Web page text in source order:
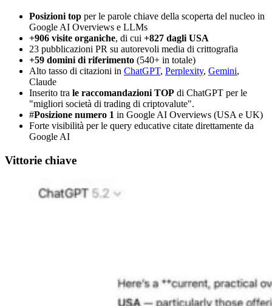
Posizioni top per le parole chiave della scoperta del nucleo in
Google AI Overviews e LLMs
+906 visite organiche, di cui +827 dagli USA
23 pubblicazioni PR su autorevoli media di crittografia
+59 domini di riferimento (540+ in totale)
Alto tasso di citazioni in ChatGPT, Perplexity, Gemini,
Claude
Inserito tra le raccomandazioni TOP di ChatGPT per le
"migliori società di trading di criptovalute".
#Posizione numero 1 in Google AI Overviews (USA e UK)
Forte visibilità per le query educative citate direttamente da
Google AI
Vittorie chiave